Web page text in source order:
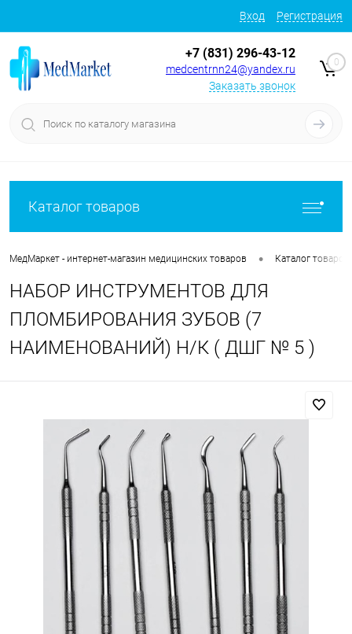
Вход Регистрация
+7 (831) 296-43-12
medcentrnn24@yandex.ru
Заказать звонок
0
Каталог товаров
МедМаркет - интернет-магазин медицинских товаров • Каталог товаров
НАБОР ИНСТРУМЕНТОВ ДЛЯ
ПЛОМБИРОВАНИЯ ЗУБОВ (7
НАИМЕНОВАНИЙ) Н/К ( ДШГ № 5 )